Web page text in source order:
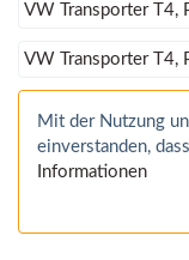
VW Transporter T4,
VW Transporter T4,
Mit der Nutzung
einverstanden,
Informationen